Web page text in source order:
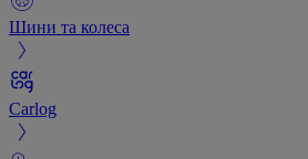
Шини та колеса
Carlog